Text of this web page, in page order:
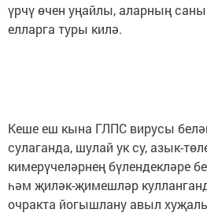
үрчү өчен уңайлы, аларның саны
елларга туры килә.
Кеше еш кына ГЛПС вирусы
сулаганда, шулай ук су, азык-
кимерүчеләрнең бүлендекләре
һәм җиләк-җимешләр
очракта йогышлану авыл